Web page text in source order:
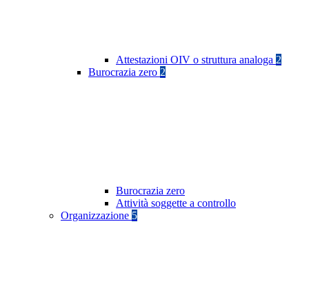
Attestazioni OIV o struttura analoga 2
Burocrazia zero 2
Burocrazia zero
Attività soggette a controllo
Organizzazione 5